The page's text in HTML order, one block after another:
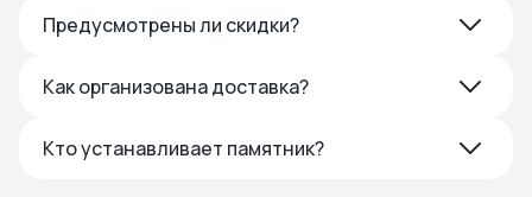
Предусмотрены ли скидки?
Как организована доставка?
Кто устанавливает памятник?